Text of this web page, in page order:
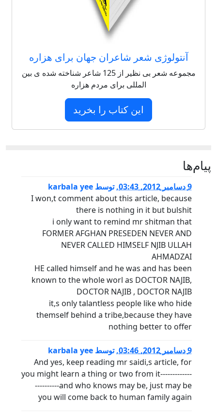
آنتولوژی شعر شاعران جهان برای هزاره
مجموعه شعر بی نظیر از 125 شاعر شناخته شده ی بین
المللی برای مردم هزاره
این کتاب را بخرید
پيام‌ها
9 دسامبر 2012, 03:43 ,توسط karbala yee
I won,t comment about this article, because
there is nothing in it but bulshit
i only want to remind mr shitman that
FORMER AFGHAN PRESEDEN NEVER AND
NEVER CALLED HIMSELF NJIB ULLAH
AHMADZAI
HE called himself and he was and has been
known to the whole worl as DOCTOR NAJIB,
DOCTOR NAJIB , DOCTOR NAJIB
it,s only talantless people like who hide
themself behind a tribe,because they have
nothing better to offer
9 دسامبر 2012, 03:46 ,توسط karbala yee
And yes, keep reading mr saidi,s article, for
you might learn a thing or two from it-------------
----------and who knows may be, just may be
you will come back to human family again